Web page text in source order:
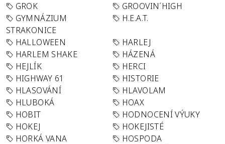
GROK
GROOVIN´HIGH
GYMNÁZIUM
STRAKONICE
H.E.A.T.
HALLOWEEN
HARLEJ
HARLEM SHAKE
HÁZENÁ
HEJLÍK
HERCI
HIGHWAY 61
HISTORIE
HLASOVÁNÍ
HLAVOLAM
HLUBOKÁ
HOAX
HOBIT
HODNOCENÍ VÝUKY
HOKEJ
HOKEJISTÉ
HORKÁ VANA
HOSPODA